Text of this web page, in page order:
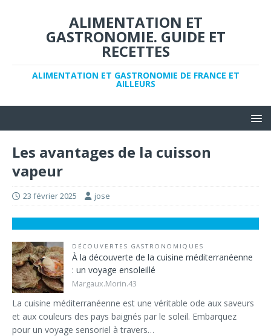
ALIMENTATION ET
GASTRONOMIE. GUIDE ET
RECETTES
ALIMENTATION ET GASTRONOMIE DE FRANCE ET
AILLEURS
Les avantages de la cuisson
vapeur
23 février 2025 jose
DÉCOUVERTES GASTRONOMIQUES
À la découverte de la cuisine méditerranéenne
: un voyage ensoleillé
Margaux.Morin.43
La cuisine méditerranéenne est une véritable ode aux saveurs
et aux couleurs des pays baignés par le soleil. Embarquez
pour un voyage sensoriel à travers…